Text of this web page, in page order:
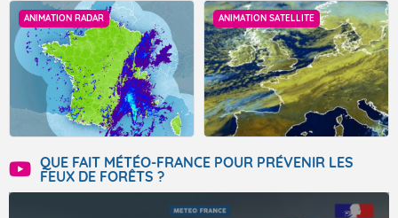
ANIMATION RADAR ANIMATION SATELLITE
QUE FAIT MÉTÉO-FRANCE POUR PRÉVENIR LES
FEUX DE FORÊTS ?